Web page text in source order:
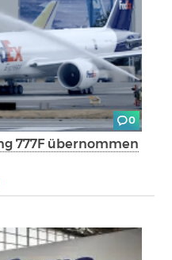
0
777F übernommen